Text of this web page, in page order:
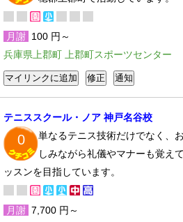
月謝 100 円～
兵庫県上郡町 上郡町スポーツセンター
テニススクール・ノア 神戸名谷校
0
単なるテニス技術だけでなく、
しみながら礼儀やマナーも覚え
ッスンを目指しています。
月謝 7,700 円～